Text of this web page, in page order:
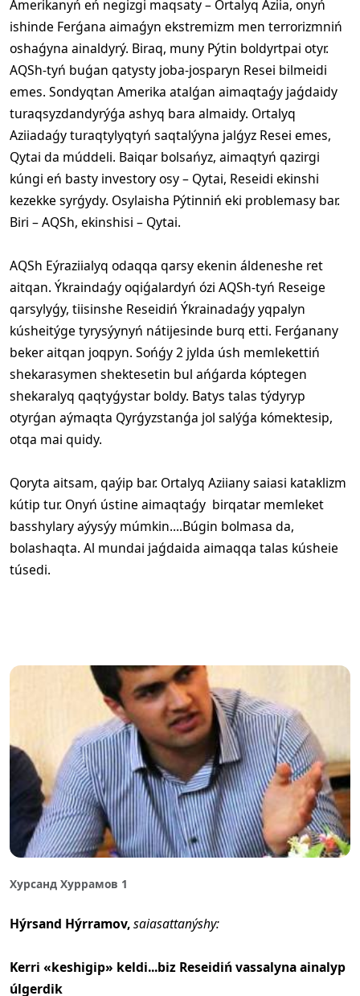
Amerikanyń eń negizgi maqsaty – Ortalyq Aziia, onyń
ishinde Ferǵana aimaǵyn ekstremizm men terrorizmniń
oshaǵyna ainaldyrý. Biraq, muny Pýtin boldyrtpai otyr.
AQSh-tyń buǵan qatysty joba-josparyn Resei bilmeidi
emes. Sondyqtan Amerika atalǵan aimaqtaǵy jaǵdaidy
turaqsyzdandyrýǵa ashyq bara almaidy. Ortalyq
Aziiadaǵy turaqtylyqtyń saqtalýyna jalǵyz Resei emes,
Qytai da múddeli. Baiqar bolsańyz, aimaqtyń qazirgi
kúngi eń basty investory osy – Qytai, Reseidi ekinshi
kezekke syrǵydy. Osylaisha Pýtinniń eki problemasy bar.
Biri – AQSh, ekinshisi – Qytai.
AQSh Eýraziialyq odaqqa qarsy ekenin áldeneshe ret
aitqan. Ýkraindaǵy oqiǵalardyń ózi AQSh-tyń Reseige
qarsylyǵy, tiisinshe Reseidiń Ýkrainadaǵy yqpalyn
kúsheitýge tyrysýynyń nátijesinde burq etti. Ferǵanany
beker aitqan joqpyn. Sońǵy 2 jylda úsh memlekettiń
shekarasymen shektesetin bul ańǵarda kóptegen
shekaralyq qaqtyǵystar boldy. Batys talas týdyryp
otyrǵan aýmaqta Qyrǵyzstanǵa jol salýǵa kómektesip,
otqa mai quidy.
Qoryta aitsam, qaýip bar. Ortalyq Aziiany saiasi kataklizm
kútip tur. Onyń ústine aimaqtaǵy birqatar memleket
basshylary aýysýy múmkin....Búgin bolmasa da,
bolashaqta. Al mundai jaǵdaida aimaqqa talas kúsheie
túsedi.
Хурсанд Хуррамов 1
Hýrsand Hýrramov,saiasattanýshy:
Kerri «keshigip» keldi...biz Reseidiń vassalyna ainalyp
úlgerdik